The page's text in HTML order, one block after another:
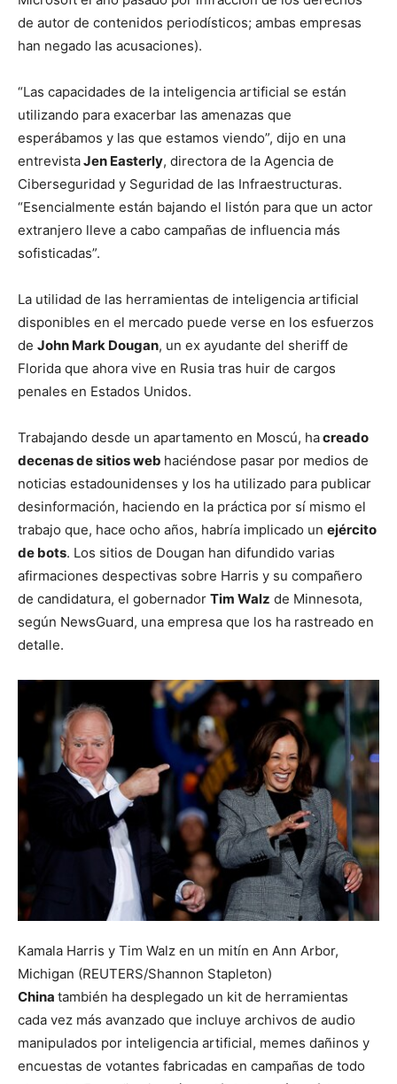
de autor de contenidos periodísticos; ambas empresas
han negado las acusaciones).
“Las capacidades de la inteligencia artificial se están
utilizando para exacerbar las amenazas que
esperábamos y las que estamos viendo”, dijo en una
entrevistaJen Easterly, directora de la Agencia de
Ciberseguridad y Seguridad de las Infraestructuras.
“Esencialmente están bajando el listón para que un actor
extranjero lleve a cabo campañas de influencia más
sofisticadas”.
La utilidad de las herramientas de inteligencia artificial
disponibles en el mercado puede verse en los esfuerzos
de John Mark Dougan, un ex ayudante del sheriff de
Florida que ahora vive en Rusia tras huir de cargos
penales en Estados Unidos.
Trabajando desde un apartamento en Moscú, hacreado
decenas de sitios web haciéndose pasar por medios de
noticias estadounidenses y los ha utilizado para publicar
desinformación, haciendo en la práctica por sí mismo el
trabajo que, hace ocho años, habría implicado un ejército
de bots. Los sitios de Dougan han difundido varias
afirmaciones despectivas sobre Harris y su compañero
de candidatura, el gobernador Tim Walz de Minnesota,
según NewsGuard, una empresa que los ha rastreado en
detalle.
Kamala Harris y Tim Walz en un mitín en Ann Arbor,
Michigan (REUTERS/Shannon Stapleton)
China también ha desplegado un kit de herramientas
cada vez más avanzado que incluye archivos de audio
manipulados por inteligencia artificial, memes dañinos y
encuestas de votantes fabricadas en campañas de todo